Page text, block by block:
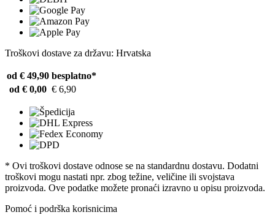
Troškovi dostave za državu: Hrvatska
od € 49,90 besplatno*
od € 0,00 € 6,90
* Ovi troškovi dostave odnose se na standardnu ​​dostavu. Dodatni
troškovi mogu nastati npr. zbog težine, veličine ili svojstava
proizvoda. Ove podatke možete pronaći izravno u opisu proizvoda.
Pomoć i podrška korisnicima